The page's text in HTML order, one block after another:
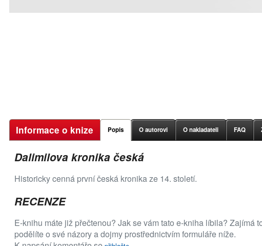
Informace o knize Popis O autorovi O nakladateli FAQ
Dalimilova kronika česká
Historicky cenná první česká kronika ze 14. století.
RECENZE
E-knihu máte již přečtenou? Jak se vám tato e-kniha líbila? Zajímá
podělíte o své názory a dojmy prostřednictvím formuláře níže.